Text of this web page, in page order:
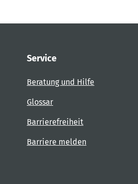
Service
Beratung und Hilfe
Glossar
Barrierefreiheit
Barriere melden